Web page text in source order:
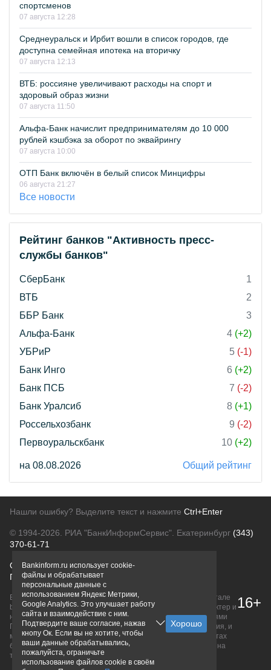
спортсменов
07 августа 12:28
Среднеуральск и Ирбит вошли в список городов, где
доступна семейная ипотека на вторичку
07 августа 12:13
ВТБ: россияне увеличивают расходы на спорт и
здоровый образ жизни
07 августа 11:50
Альфа-Банк начислит предпринимателям до 10 000
рублей кэшбэка за оборот по эквайрингу
07 августа 10:00
ОТП Банк включён в белый список Минцифры
06 августа 21:27
Все новости
Рейтинг банков "Активность пресс-
службы банков"
СберБанк
1
ВТБ
2
ББР Банк
3
Альфа-Банк
4 (+2)
УБРиР
5 (-1)
Банк Инго
6 (+2)
Банк ПСБ
7 (-2)
Банк Уралсиб
8 (+1)
Россельхозбанк
9 (-2)
Первоуральскбанк
10 (+2)
на 08.08.2026 Общий рейтинг
Нашли ошибку? Выделите текст и нажмите Ctrl+Enter
© 1994-2026. РИА "БанкИнформСервис". Екатеринбург (343)
370-61-71
О проектеПолитика конфиденциальности
Правовая информацияДля рекламодателей
Вся информация о продуктах банков, размещенная на портале
bankinform.ru, носит исключительно ознакомительный характер и
не является публичной офертой, определяемой положениями
ГК РФ. Информация не содержит точного и полного описания, и
может быть изменена. Конечные условия уточняйте на сайтах
банков или при личном обращении. Исключительное право на
товарные знаки принадлежит их правообладателям.
16+
Bankinform.ru использует cookie-
файлы и обрабатывает
персональные данные с
использованием Яндекс Метрики,
Google Analytics. Это улучшает работу
сайта и взаимодействие с ним.
Подтвердите ваше согласие, нажав
кнопу Ок. Если вы не хотите, чтобы
ваши данные обрабатывались,
пожалуйста, ограничьте
использование файлов cookie в своём